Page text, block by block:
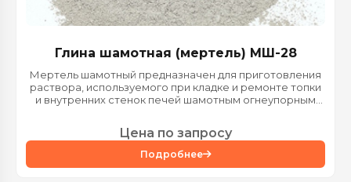
Глина шамотная (мертель) МШ-28
Мертель шамотный предназначен для приготовления
раствора, используемого при кладке и ремонте топки
и внутренних стенок печей шамотным огнеупорным
Подробнее
Цена по запросу